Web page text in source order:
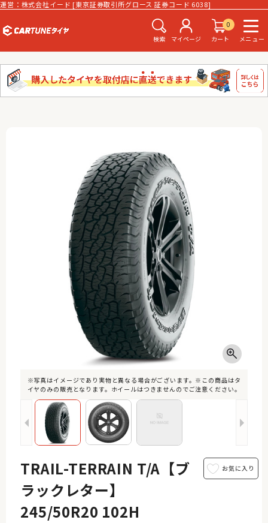
運営：株式会社イード [東京証券取引所グロース 証券コード 6038]
検索 マイページ
0
カート
メニュー
※写真はイメージであり実物と異なる場合がございます。※この商品はタ
イヤのみの販売となります。ホイールはつきませんのでご注意ください。
TRAIL-TERRAIN T/A【ブ
ラックレター】
245/50R20 102H